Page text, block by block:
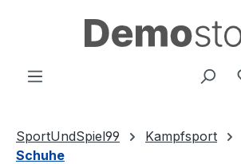
Zum Hauptinhalt springen
SportUndSpiel99 Kampfsport
Schuhe